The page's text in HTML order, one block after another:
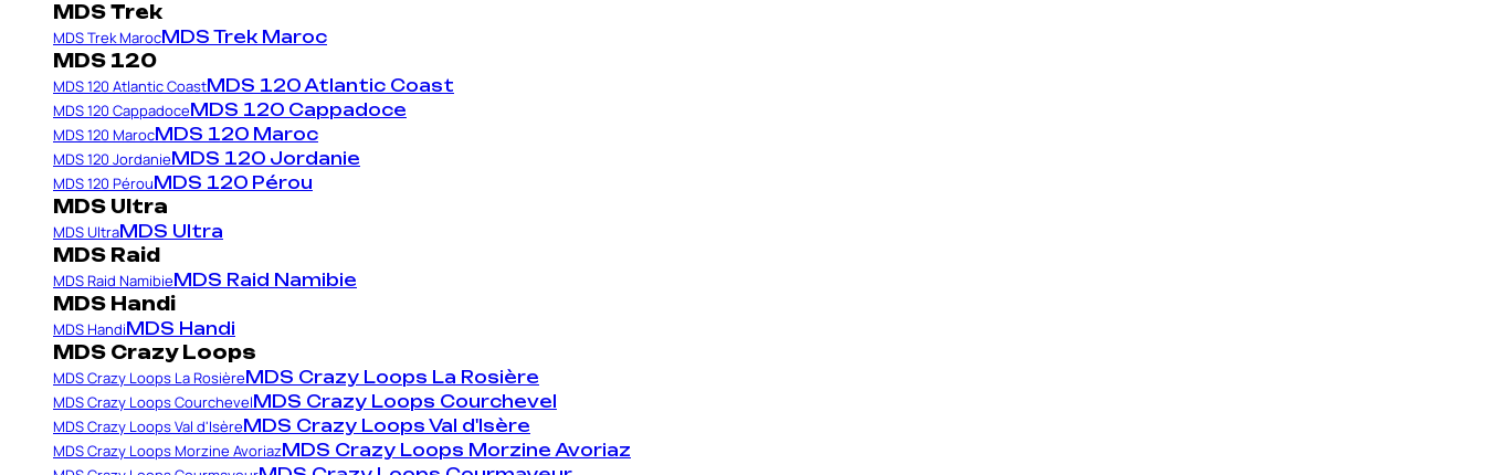
MDS Trek
MDS Trek MarocMDS Trek Maroc
MDS 120
MDS 120 Atlantic CoastMDS 120 Atlantic Coast
MDS 120 CappadoceMDS 120 Cappadoce
MDS 120 MarocMDS 120 Maroc
MDS 120 JordanieMDS 120 Jordanie
MDS 120 PérouMDS 120 Pérou
MDS Ultra
MDS UltraMDS Ultra
MDS Raid
MDS Raid NamibieMDS Raid Namibie
MDS Handi
MDS HandiMDS Handi
MDS Crazy Loops
MDS Crazy Loops La RosièreMDS Crazy Loops La Rosière
MDS Crazy Loops CourchevelMDS Crazy Loops Courchevel
MDS Crazy Loops Val d'IsèreMDS Crazy Loops Val d'Isère
MDS Crazy Loops Morzine AvoriazMDS Crazy Loops Morzine Avoriaz